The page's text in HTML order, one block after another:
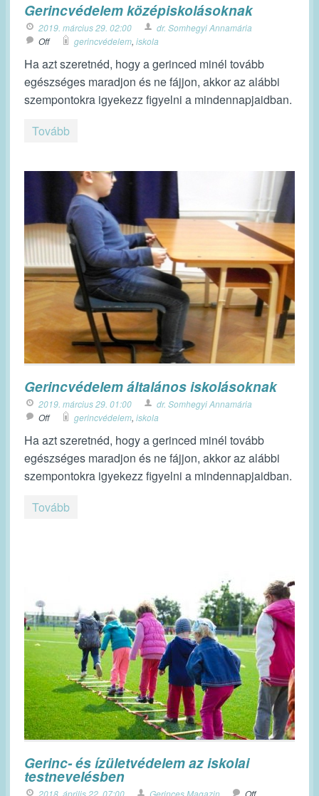
Gerincvédelem középiskolásoknak
2019. március 29. 02:00
dr. Somhegyi Annamária
Off
gerincvédelem, iskola
Ha azt szeretnéd, hogy a gerinced minél tovább
egészséges maradjon és ne fájjon, akkor az alábbi
szempontokra igyekezz figyelni a mindennapjaidban.
Tovább
Gerincvédelem általános iskolásoknak
2019. március 29. 01:00
dr. Somhegyi Annamária
Off
gerincvédelem, iskola
Ha azt szeretnéd, hogy a gerinced minél tovább
egészséges maradjon és ne fájjon, akkor az alábbi
szempontokra igyekezz figyelni a mindennapjaidban.
Tovább
Gerinc- és ízületvédelem az iskolai
testnevelésben
2018. április 22. 07:00 Gerinces Magazin
Off